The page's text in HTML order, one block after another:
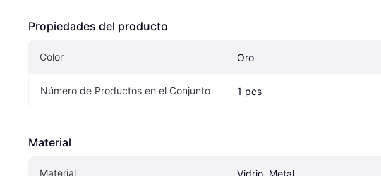
Propiedades del producto
Color Oro
Número de Productos en el Conjunto 1 pcs
Material
Material Vidrio, Metal